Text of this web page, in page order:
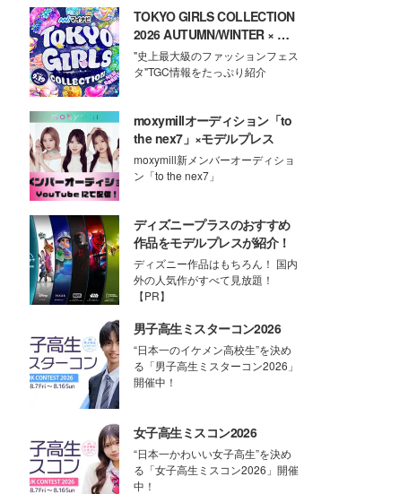
TOKYO GIRLS COLLECTION
2026 AUTUMN/WINTER × モ
デルプレス
"史上最大級のファッションフェス
タ"TGC情報をたっぷり紹介
moxymillオーディション「to
the nex7」×モデルプレス
moxymill新メンバーオーディショ
ン「to the nex7」
ディズニープラスのおすすめ
作品をモデルプレスが紹介！
ディズニー作品はもちろん！ 国内
外の人気作がすべて見放題！
【PR】
男子高生ミスターコン2026
“日本一のイケメン高校生”を決め
る「男子高生ミスターコン2026」
開催中！
女子高生ミスコン2026
“日本一かわいい女子高生”を決め
る「女子高生ミスコン2026」開催
中！